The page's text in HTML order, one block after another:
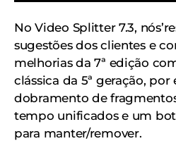
No Video Splitter 7.3,
sugestões dos clientes e
melhorias da 7ª edição
clássica da 5ª geração, por
dobramento de
tempo unificados e um
para manter/remover.